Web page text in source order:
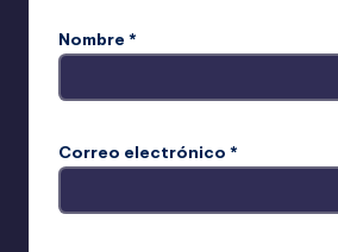
Nombre *
Correo electrónico *